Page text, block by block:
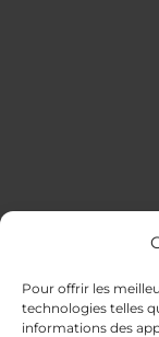
Pour offrir les
technologies telles
informations des